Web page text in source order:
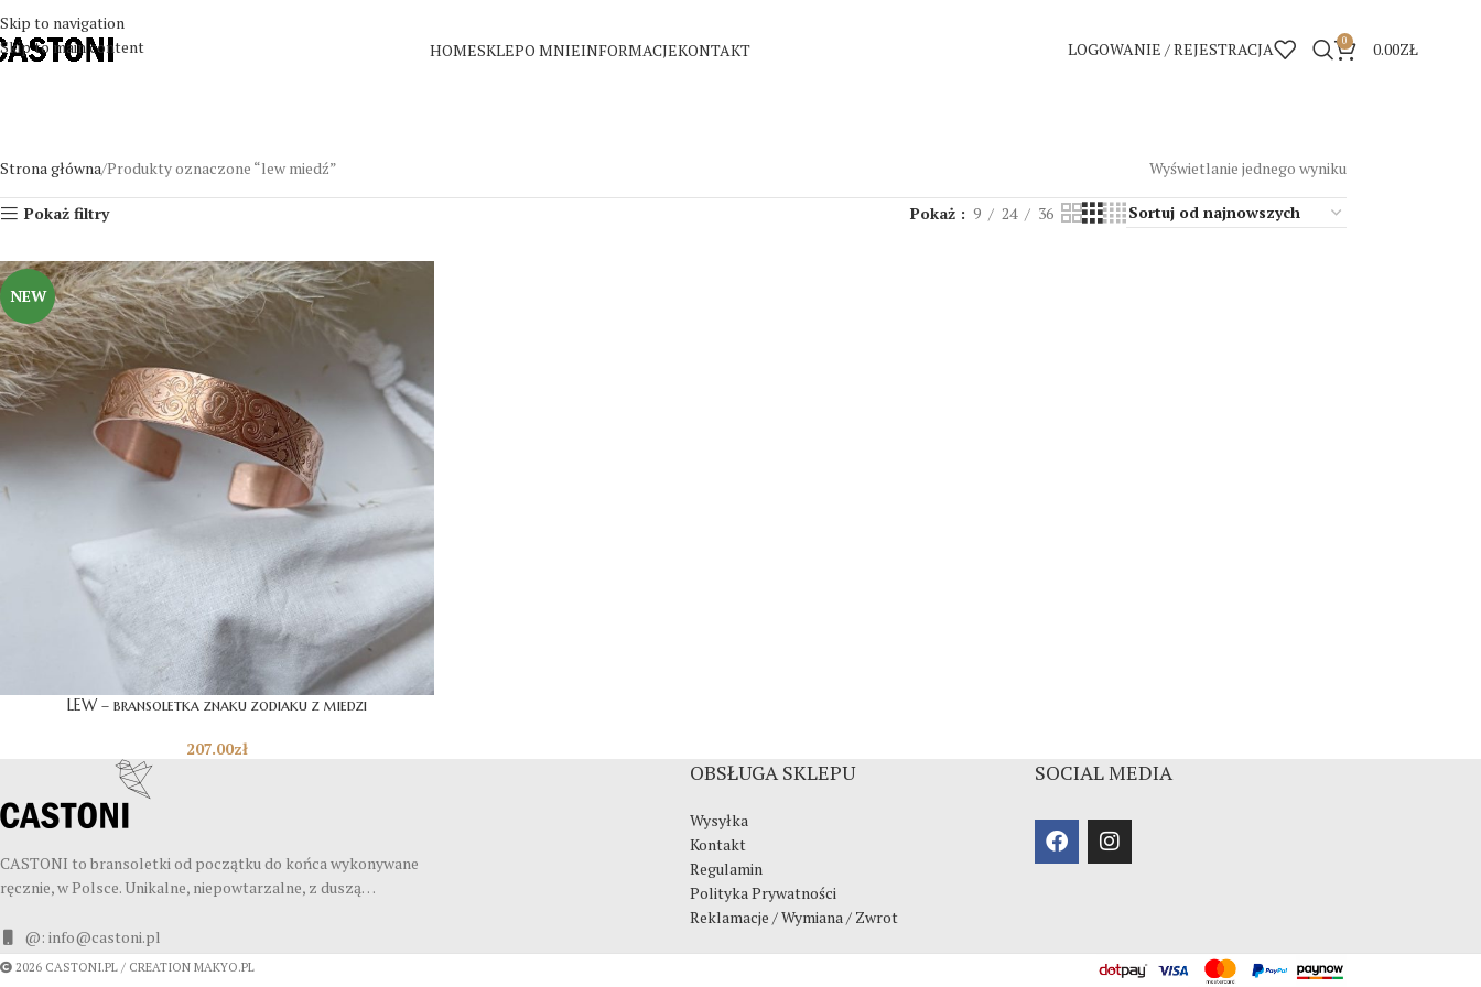
Skip to navigation
Skip to main content
HOMESKLEPO MNIEINFORMACJEKONTAKT LOGOWANIE / REJESTRACJA 0 0.00ZŁ
Strona główna Produkty oznaczone “lew miedź” Wyświetlanie jednego wyniku
Pokaż filtry Pokaż 9 24 36
NEW
LEW – bransoletka znaku zodiaku z miedzi
207.00zł
CASTONI to bransoletki od początku do końca wykonywane
ręcznie, w Polsce. Unikalne, niepowtarzalne, z duszą…
@: info@castoni.pl
OBSŁUGA SKLEPU
Wysyłka
Kontakt
Regulamin
Polityka Prywatności
Reklamacje / Wymiana / Zwrot
SOCIAL MEDIA
2026 CASTONI.PL / CREATION MAKYO.PL